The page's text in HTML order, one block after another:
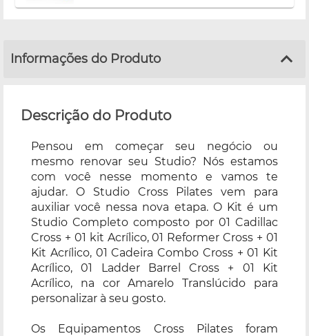
Informações do Produto
Descrição do Produto
Pensou em começar seu negócio ou
mesmo renovar seu Studio? Nós estamos
com você nesse momento e vamos te
ajudar. O Studio Cross Pilates vem para
auxiliar você nessa nova etapa. O Kit é um
Studio Completo composto por 01 Cadillac
Cross + 01 kit Acrílico, 01 Reformer Cross + 01
Kit Acrílico, 01 Cadeira Combo Cross + 01 Kit
Acrílico, 01 Ladder Barrel Cross + 01 Kit
Acrílico, na cor Amarelo Translúcido para
personalizar à seu gosto.
Os Equipamentos Cross Pilates foram